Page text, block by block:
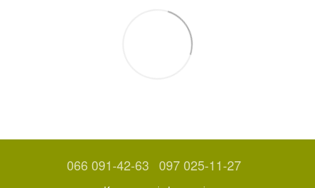
066 091-42-63 097 025-11-27